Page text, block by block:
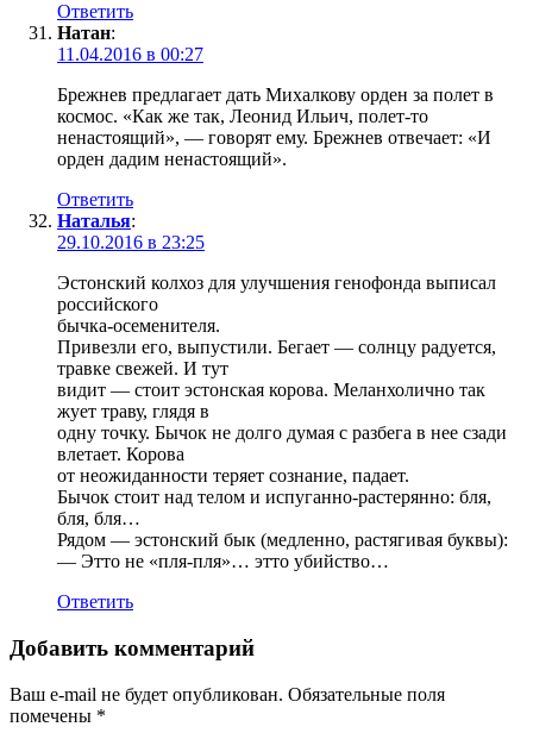
Ответить
Натан:
11.04.2016 в 00:27
Брежнев предлагает дать Михалкову орден за полет в
космос. «Как же так, Леонид Ильич, полет-то
ненастоящий», — говорят ему. Брежнев отвечает: «И
орден дадим ненастоящий».
Ответить
Наталья:
29.10.2016 в 23:25
Эстонский колхоз для улучшения генофонда выписал
российского
бычка-осеменителя.
Привезли его, выпустили. Бегает — солнцу радуется,
травке свежей. И тут
видит — стоит эстонская корова. Меланхолично так
жует траву, глядя в
одну точку. Бычок не долго думая с разбега в нее сзади
влетает. Корова
от неожиданности теряет сознание, падает.
Бычок стоит над телом и испуганно-растерянно: бля,
бля, бля…
Рядом — эстонский бык (медленно, растягивая буквы):
— Этто не «пля-пля»… этто убийство…
Ответить
Добавить комментарий
Ваш e-mail не будет опубликован. Обязательные поля
помечены *